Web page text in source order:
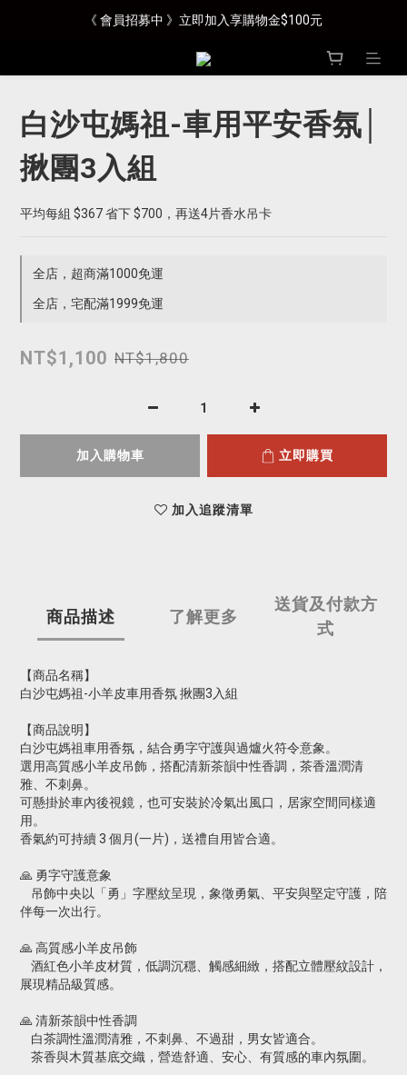
《 會員招募中 》立即加入享購物金$100元
白沙屯媽祖-車用平安香氛│
揪團3入組
平均每組 $367 省下 $700，再送4片香水吊卡
全店，超商滿1000免運
全店，宅配滿1999免運
NT$1,100 NT$1,800
加入購物車 立即購買
加入追蹤清單
商品描述 了解更多
送貨及付款方
式
【商品名稱】
白沙屯媽祖-小羊皮車用香氛 揪團3入組
【商品說明】
白沙屯媽祖車用香氛，結合勇字守護與過爐火符令意象。
選用高質感小羊皮吊飾，搭配清新茶韻中性香調，茶香溫潤清
雅、不刺鼻。
可懸掛於車內後視鏡，也可安裝於冷氣出風口，居家空間同樣適
用。
香氣約可持續 3 個月(一片)，送禮自用皆合適。
🙏 勇字守護意象
吊飾中央以「勇」字壓紋呈現，象徵勇氣、平安與堅定守護，陪
伴每一次出行。
🙏 高質感小羊皮吊飾
酒紅色小羊皮材質，低調沉穩、觸感細緻，搭配立體壓紋設計，
展現精品級質感。
🙏 清新茶韻中性香調
白茶調性溫潤清雅，不刺鼻、不過甜，男女皆適合。
茶香與木質基底交織，營造舒適、安心、有質感的車內氛圍。